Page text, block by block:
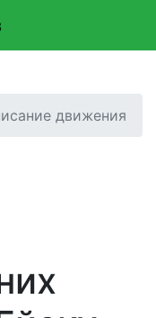
движения